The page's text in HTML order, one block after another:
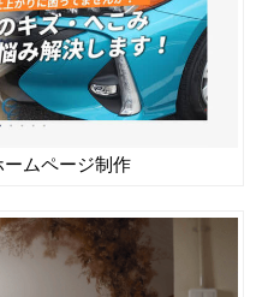
ムページ制作